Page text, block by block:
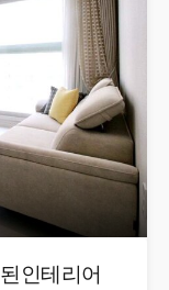
인테리어